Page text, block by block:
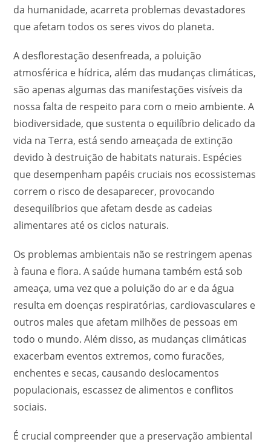
da humanidade, acarreta problemas devastadores
que afetam todos os seres vivos do planeta.
A desflorestação desenfreada, a poluição
atmosférica e hídrica, além das mudanças climáticas,
são apenas algumas das manifestações visíveis da
nossa falta de respeito para com o meio ambiente. A
biodiversidade, que sustenta o equilíbrio delicado da
vida na Terra, está sendo ameaçada de extinção
devido à destruição de habitats naturais. Espécies
que desempenham papéis cruciais nos ecossistemas
correm o risco de desaparecer, provocando
desequilíbrios que afetam desde as cadeias
alimentares até os ciclos naturais.
Os problemas ambientais não se restringem apenas
à fauna e flora. A saúde humana também está sob
ameaça, uma vez que a poluição do ar e da água
resulta em doenças respiratórias, cardiovasculares e
outros males que afetam milhões de pessoas em
todo o mundo. Além disso, as mudanças climáticas
exacerbam eventos extremos, como furacões,
enchentes e secas, causando deslocamentos
populacionais, escassez de alimentos e conflitos
sociais.
É crucial compreender que a preservação ambiental